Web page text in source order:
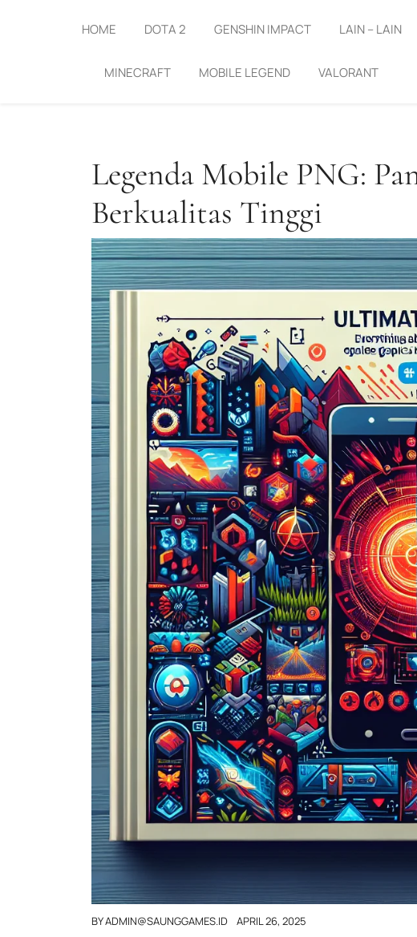
HOME DOTA 2 GENSHIN IMPACT LAIN – LAIN
MINECRAFT MOBILE LEGEND VALORANT
Legenda Mobile PNG:
Berkualitas Tinggi
BYADMIN@SAUNGGAMES.ID APRIL 26, 2025